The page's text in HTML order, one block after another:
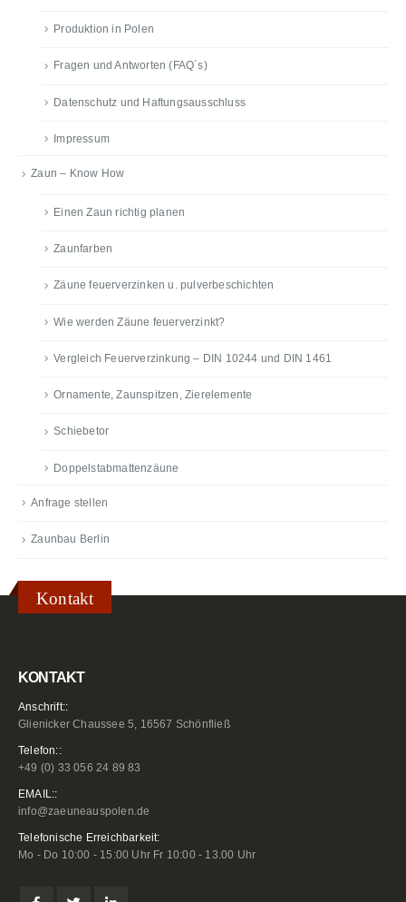
Produktion in Polen
Fragen und Antworten (FAQ´s)
Datenschutz und Haftungsausschluss
Impressum
Zaun – Know How
Einen Zaun richtig planen
Zaunfarben
Zäune feuerverzinken u. pulverbeschichten
Wie werden Zäune feuerverzinkt?
Vergleich Feuerverzinkung – DIN 10244 und DIN 1461
Ornamente, Zaunspitzen, Zierelemente
Schiebetor
Doppelstabmattenzäune
Anfrage stellen
Zaunbau Berlin
Kontakt
KONTAKT
Anschrift::
Glienicker Chaussee 5, 16567 Schönfließ
Telefon::
+49 (0) 33 056 24 89 83
EMAIL::
info@zaeuneauspolen.de
Telefonische Erreichbarkeit:
Mo - Do 10:00 - 15:00 Uhr Fr 10:00 - 13.00 Uhr